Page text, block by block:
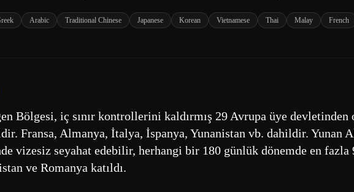
Arabic Traditional Chinese Japanese Korean Vietnamese Thai Malay French
Bölgesi, iç sınır kontrollerini kaldırmış 29 Avrupa üye devletinden
Fransa, Almanya, İtalya, İspanya, Yunanistan vb. dahildir. Yunan
vizesiz seyahat edebilir, herhangi bir 180 günlük dönemde en
ve Romanya katıldı.